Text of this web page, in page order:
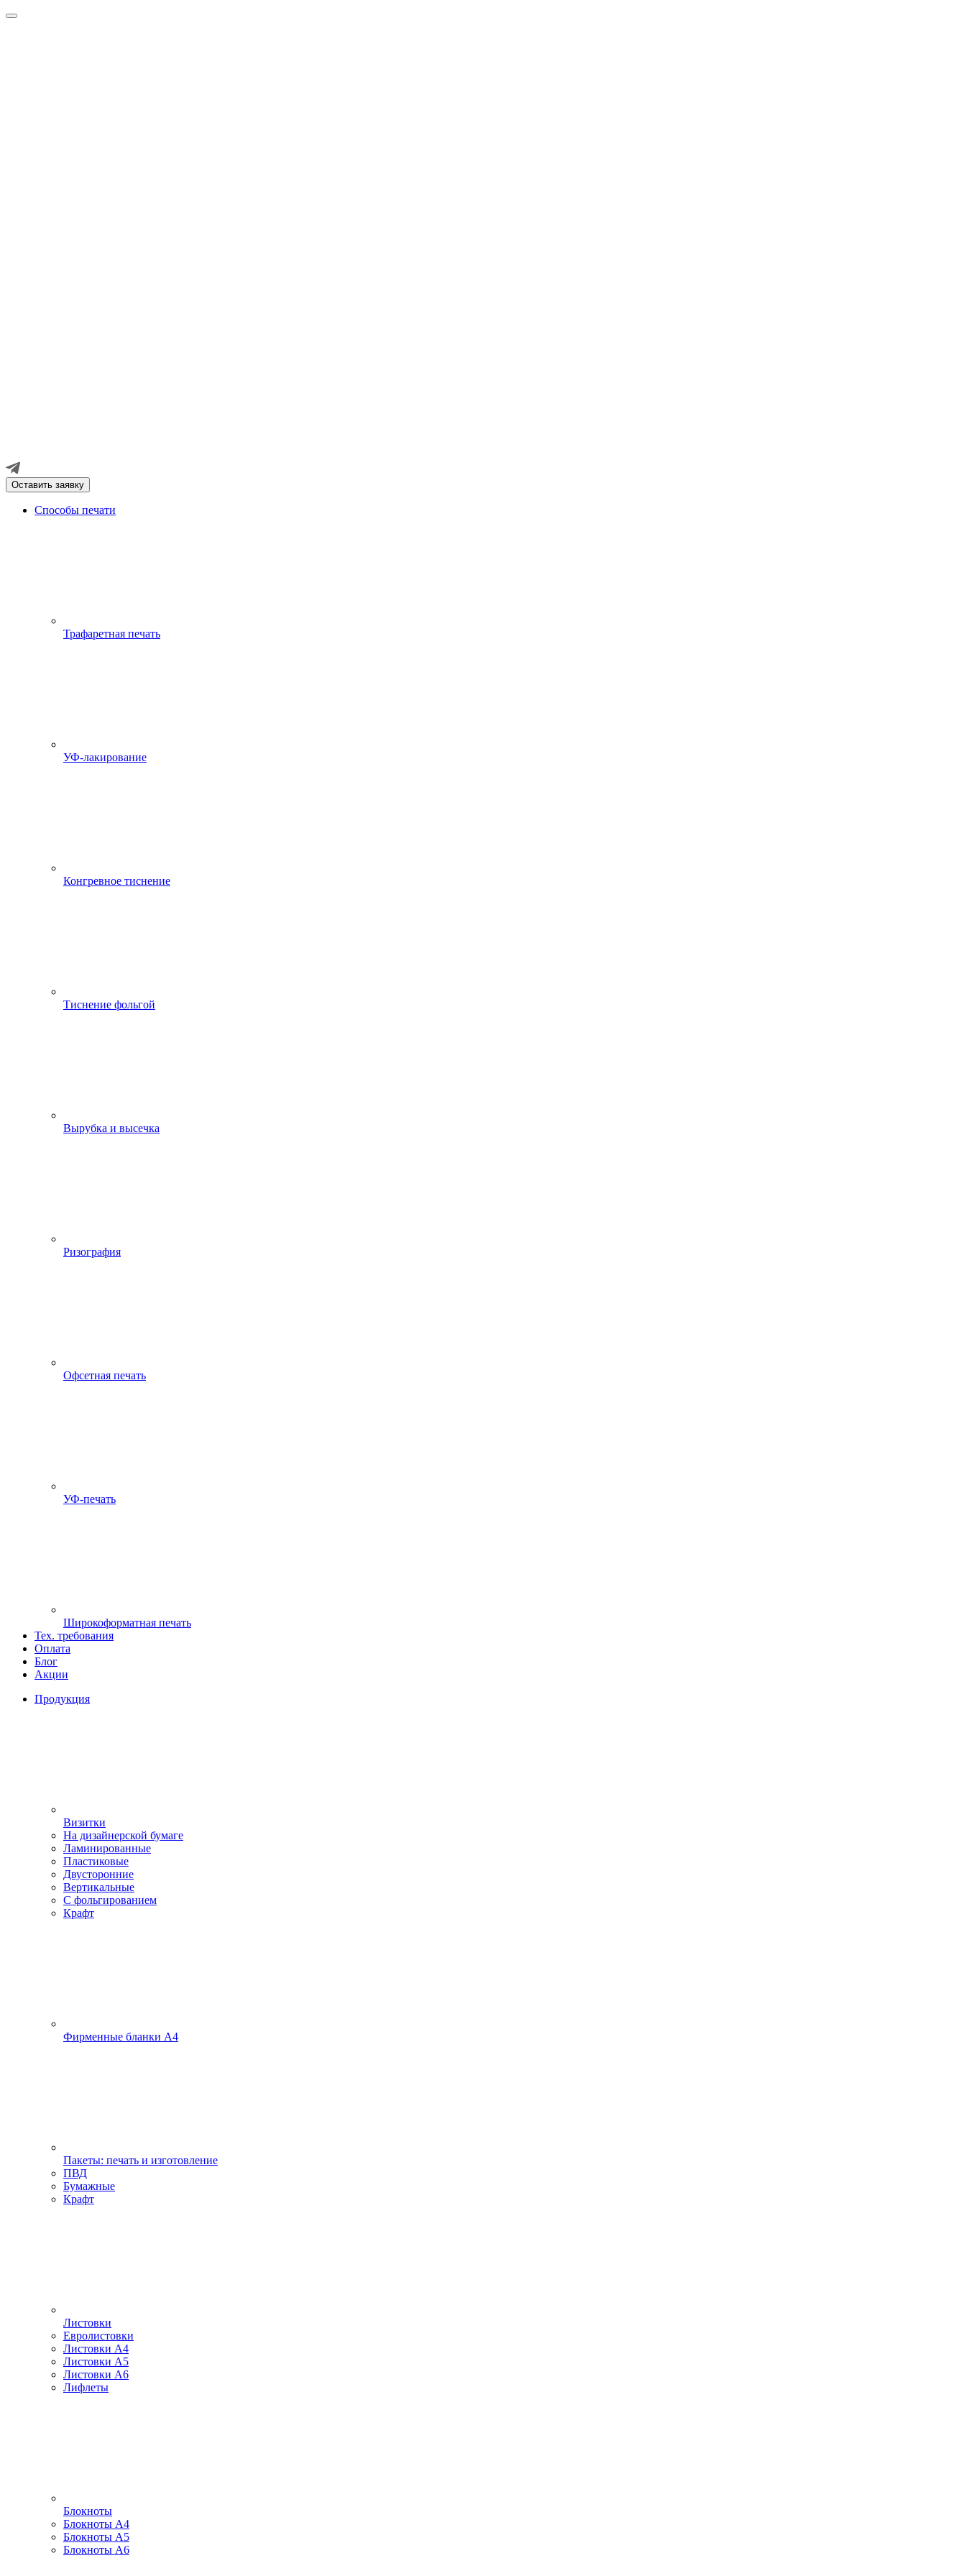
Оставить заявку
Способы печати
Трафаретная печать
УФ-лакирование
Конгревное тиснение
Тиснение фольгой
Вырубка и высечка
Ризография
Офсетная печать
УФ-печать
Широкоформатная печать
Тех. требования
Оплата
Блог
Акции
Продукция
Визитки
На дизайнерской бумаге
Ламинированные
Пластиковые
Двусторонние
Вертикальные
С фольгированием
Крафт
Фирменные бланки А4
Пакеты: печать и изготовление
ПВД
Бумажные
Крафт
Листовки
Евролистовки
Листовки А4
Листовки А5
Листовки А6
Лифлеты
Блокноты
Блокноты А4
Блокноты А5
Блокноты А6